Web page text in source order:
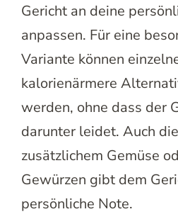
Gericht an deine
anpassen. Für eine
Variante können
kalorienärmere
werden, ohne dass der
darunter leidet. Auch
zusätzlichem Gemüse
Gewürzen gibt dem
persönliche Note.